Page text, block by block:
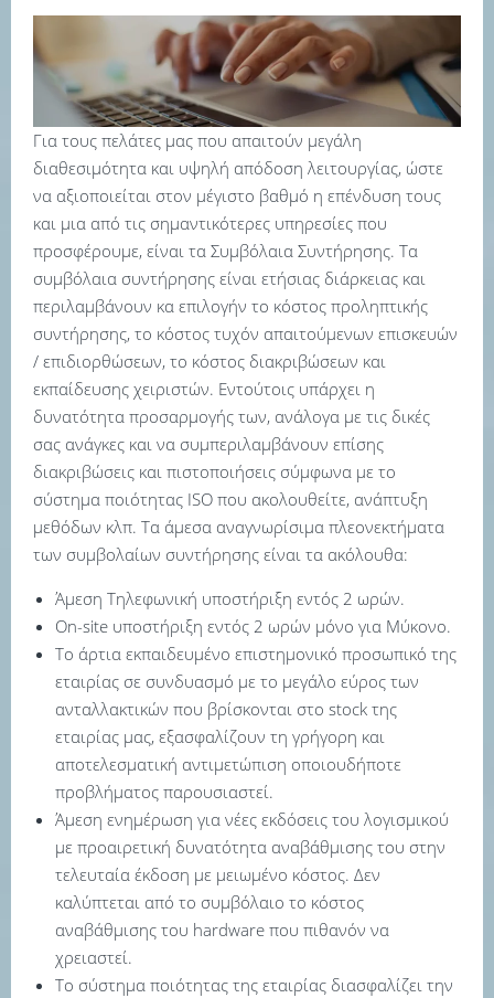
Για τους πελάτες μας που απαιτούν μεγάλη
διαθεσιμότητα και υψηλή απόδοση λειτουργίας, ώστε
να αξιοποιείται στον μέγιστο βαθμό η επένδυση τους
και μια από τις σημαντικότερες υπηρεσίες που
προσφέρουμε, είναι τα Συμβόλαια Συντήρησης. Τα
συμβόλαια συντήρησης είναι ετήσιας διάρκειας και
περιλαμβάνουν κα επιλογήν το κόστος προληπτικής
συντήρησης, το κόστος τυχόν απαιτούμενων επισκευών
/ επιδιορθώσεων, το κόστος διακριβώσεων και
εκπαίδευσης χειριστών. Εντούτοις υπάρχει η
δυνατότητα προσαρμογής των, ανάλογα με τις δικές
σας ανάγκες και να συμπεριλαμβάνουν επίσης
διακριβώσεις και πιστοποιήσεις σύμφωνα με το
σύστημα ποιότητας ISO που ακολουθείτε, ανάπτυξη
μεθόδων κλπ. Τα άμεσα αναγνωρίσιμα πλεονεκτήματα
των συμβολαίων συντήρησης είναι τα ακόλουθα:
Άμεση Τηλεφωνική υποστήριξη εντός 2 ωρών.
On-site υποστήριξη εντός 2 ωρών μόνο για Mύκονο.
Το άρτια εκπαιδευμένο επιστημονικό προσωπικό της
εταιρίας σε συνδυασμό με το μεγάλο εύρος των
ανταλλακτικών που βρίσκονται στο stock της
εταιρίας μας, εξασφαλίζουν τη γρήγορη και
αποτελεσματική αντιμετώπιση οποιουδήποτε
προβλήματος παρουσιαστεί.
Άμεση ενημέρωση για νέες εκδόσεις του λογισμικού
με προαιρετική δυνατότητα αναβάθμισης του στην
τελευταία έκδοση με μειωμένο κόστος. Δεν
καλύπτεται από το συμβόλαιο το κόστος
αναβάθμισης του hardware που πιθανόν να
χρειαστεί.
Το σύστημα ποιότητας της εταιρίας διασφαλίζει την